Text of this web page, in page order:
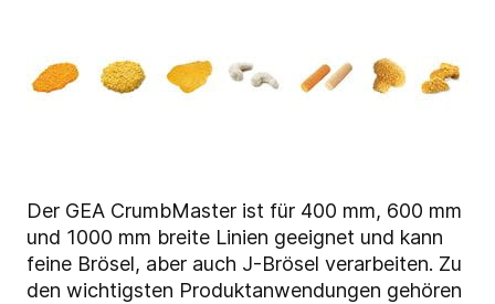
Der GEA CrumbMaster ist für 400 mm, 600 mm
und 1000 mm breite Linien geeignet und kann
feine Brösel, aber auch J-Brösel verarbeiten. Zu
den wichtigsten Produktanwendungen gehören